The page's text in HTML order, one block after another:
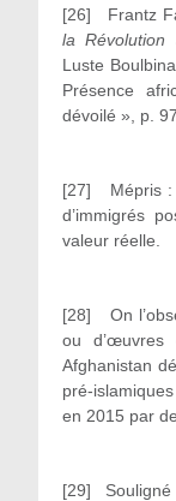
[26] Frantz
la Révolution
Luste Boulbina,
Présence
dévoilé », p.
[27] Mépris :
d’immigrés
valeur réelle.
[28] On
ou d’œuvres
Afghanistan
pré-
en 2015 par
[29] Souligné